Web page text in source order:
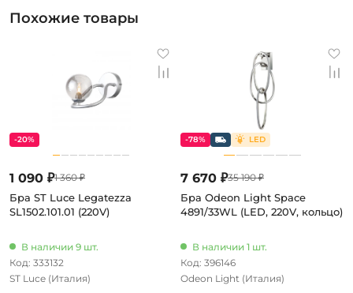
Похожие товары
1 090 ₽1 360 ₽
-20%
Бра ST Luce Legatezza
SL1502.101.01 (220V)
В наличии 9 шт.
Код: 333132
ST Luce (Италия)
7 670 ₽35 190 ₽
-78%
Бра Odeon Light Space
4891/33WL (LED, 220V, кольцо)
В наличии 1 шт.
Код: 396146
Odeon Light (Италия)